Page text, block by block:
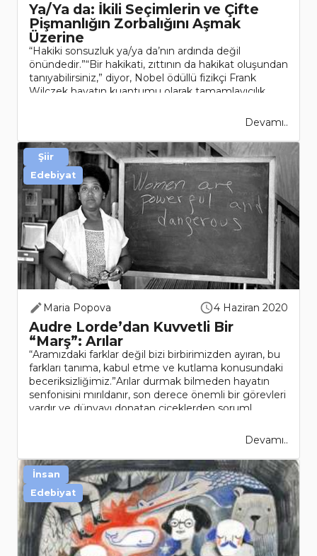
Ya/Ya da: İkili Seçimlerin ve Çifte
Pişmanlığın Zorbalığını Aşmak
Üzerine
“Hakiki sonsuzluk ya/ya da’nın ardında değil
önündedir.”“Bir hakikati, zıttının da hakikat oluşundan
tanıyabilirsiniz,” diyor, Nobel ödüllü fizikçi Frank
Wilczek hayatın kuantumu olarak tamamlayıcılık
Devamı..
Maria Popova 4 Haziran 2020
Audre Lorde’dan Kuvvetli Bir
“Marş”: Arılar
“Aramızdaki farklar değil bizi birbirimizden ayıran, bu
farkları tanıma, kabul etme ve kutlama konusundaki
beceriksizliğimiz.”Arılar durmak bilmeden hayatın
senfonisini mırıldanır, son derece önemli bir görevleri
vardır ve dünyayı donatan çiçeklerden soruml..
Devamı..
Şiir
Edebiyat
İnsan
Edebiyat